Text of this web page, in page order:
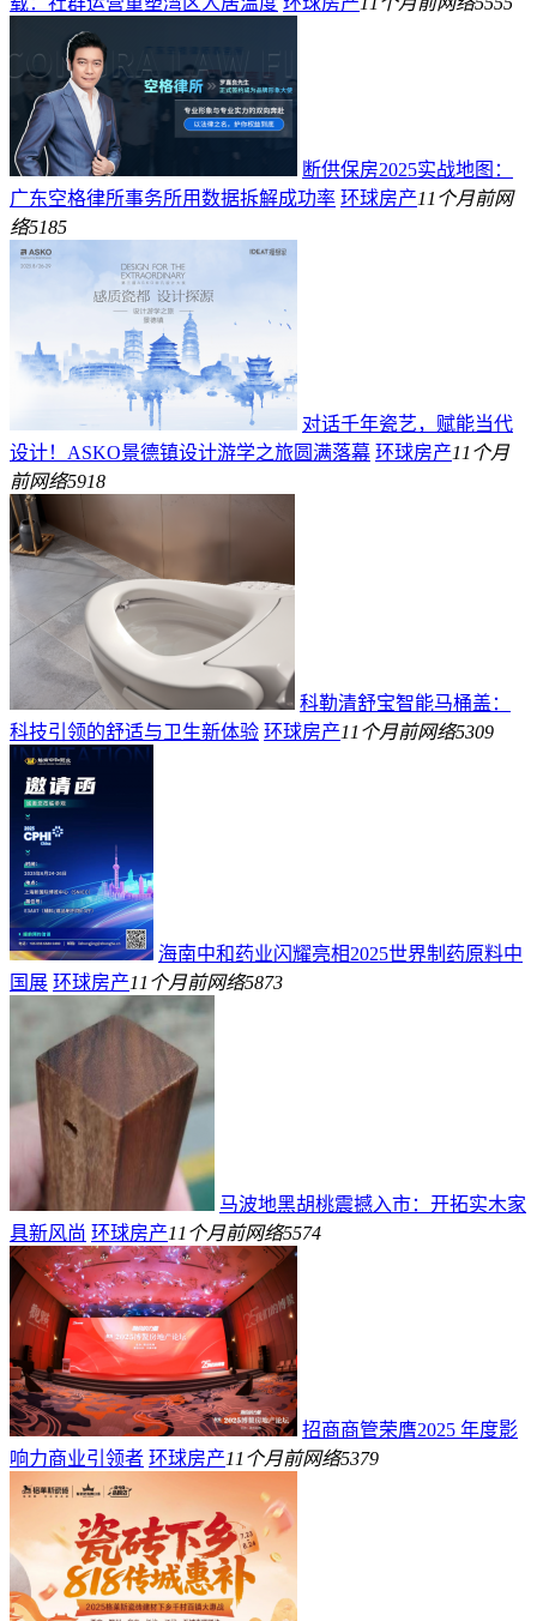
断供保房2025实战地图：
广东空格律所事务所用数据拆解成功率 环球房产11个月前网
络5185
对话千年瓷艺，赋能当代
设计！ASKO景德镇设计游学之旅圆满落幕 环球房产11个月
前网络5918
科勒清舒宝智能马桶盖：
科技引领的舒适与卫生新体验 环球房产11个月前网络5309
海南中和药业闪耀亮相2025世界制药原料中
国展 环球房产11个月前网络5873
马波地黑胡桃震撼入市：开拓实木家
具新风尚 环球房产11个月前网络5574
招商商管荣膺2025 年度影
响力商业引领者 环球房产11个月前网络5379